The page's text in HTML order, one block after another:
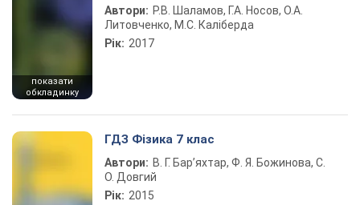
показати
обкладинку
Автори: Р.В. Шаламов, Г.А. Носов, О.А.
Литовченко, М.С. Каліберда
Рік: 2017
ГДЗ Фізика 7 клас
Автори: В. Г. Бар’яхтар, Ф. Я. Божинова, С.
О. Довгий
Рік: 2015